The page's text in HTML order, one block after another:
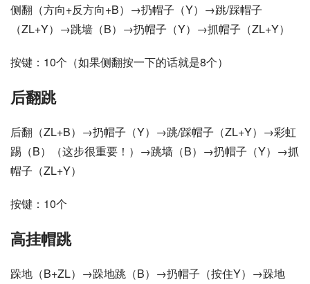
侧翻（方向+反方向+B）→扔帽子（Y）→跳/踩帽子
（ZL+Y）→跳墙（B）→扔帽子（Y）→抓帽子（ZL+Y）
按键：10个（如果侧翻按一下的话就是8个）
后翻跳
后翻（ZL+B）→扔帽子（Y）→跳/踩帽子（ZL+Y）→彩虹
踢（B）（这步很重要！）→跳墙（B）→扔帽子（Y）→抓
帽子（ZL+Y）
按键：10个
高挂帽跳
跺地（B+ZL）→跺地跳（B）→扔帽子（按住Y）→跺地